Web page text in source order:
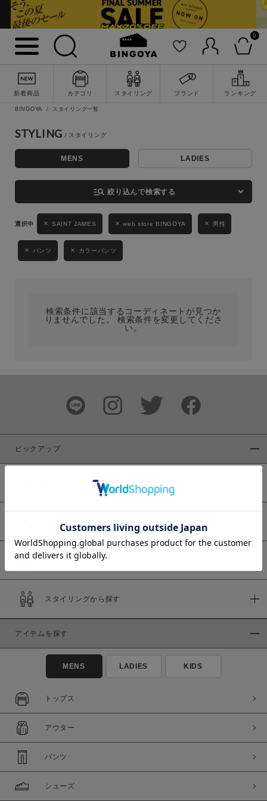
0
新着商品 カテゴリ スタイリング ブランド ランキング
詳細検索
キーワード
性別
MENS LADIES KIDS
ブランド
商品タイプ
通常商品
セール価格
在庫
在庫あり
BINGOYA スタイリング一覧
STYLING
MENS LADIES
manage_search 絞り込んで検索する
SAINT JAMES web store BINGOYA 男性
パンツ カラーパンツ
検索条件に該当するコーディネートが見つか
りませんでした。 検索条件を変更してくださ
い。
ピックアップ
予約商品
スタイリングから探す
アイテムを探す
MENS LADIES KIDS
トップス
アウター
パンツ
シューズ